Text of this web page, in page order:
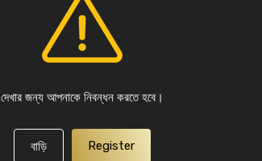
দেখার জন্য আপনাকে নিবন্ধন করতে হবে।
বাড়ি Register